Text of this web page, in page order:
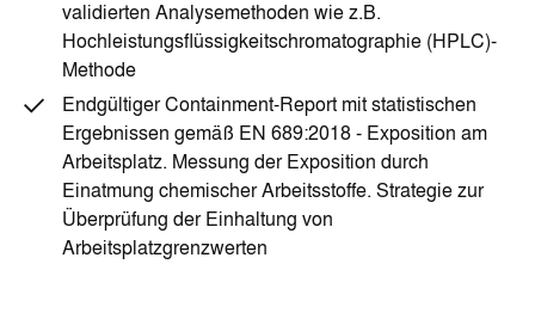
validierten Analysemethoden wie z.B.
Hochleistungsflüssigkeitschromatographie (HPLC)-
Methode
Endgültiger Containment-Report mit statistischen
Ergebnissen gemäß EN 689:2018 - Exposition am
Arbeitsplatz. Messung der Exposition durch
Einatmung chemischer Arbeitsstoffe. Strategie zur
Überprüfung der Einhaltung von
Arbeitsplatzgrenzwerten